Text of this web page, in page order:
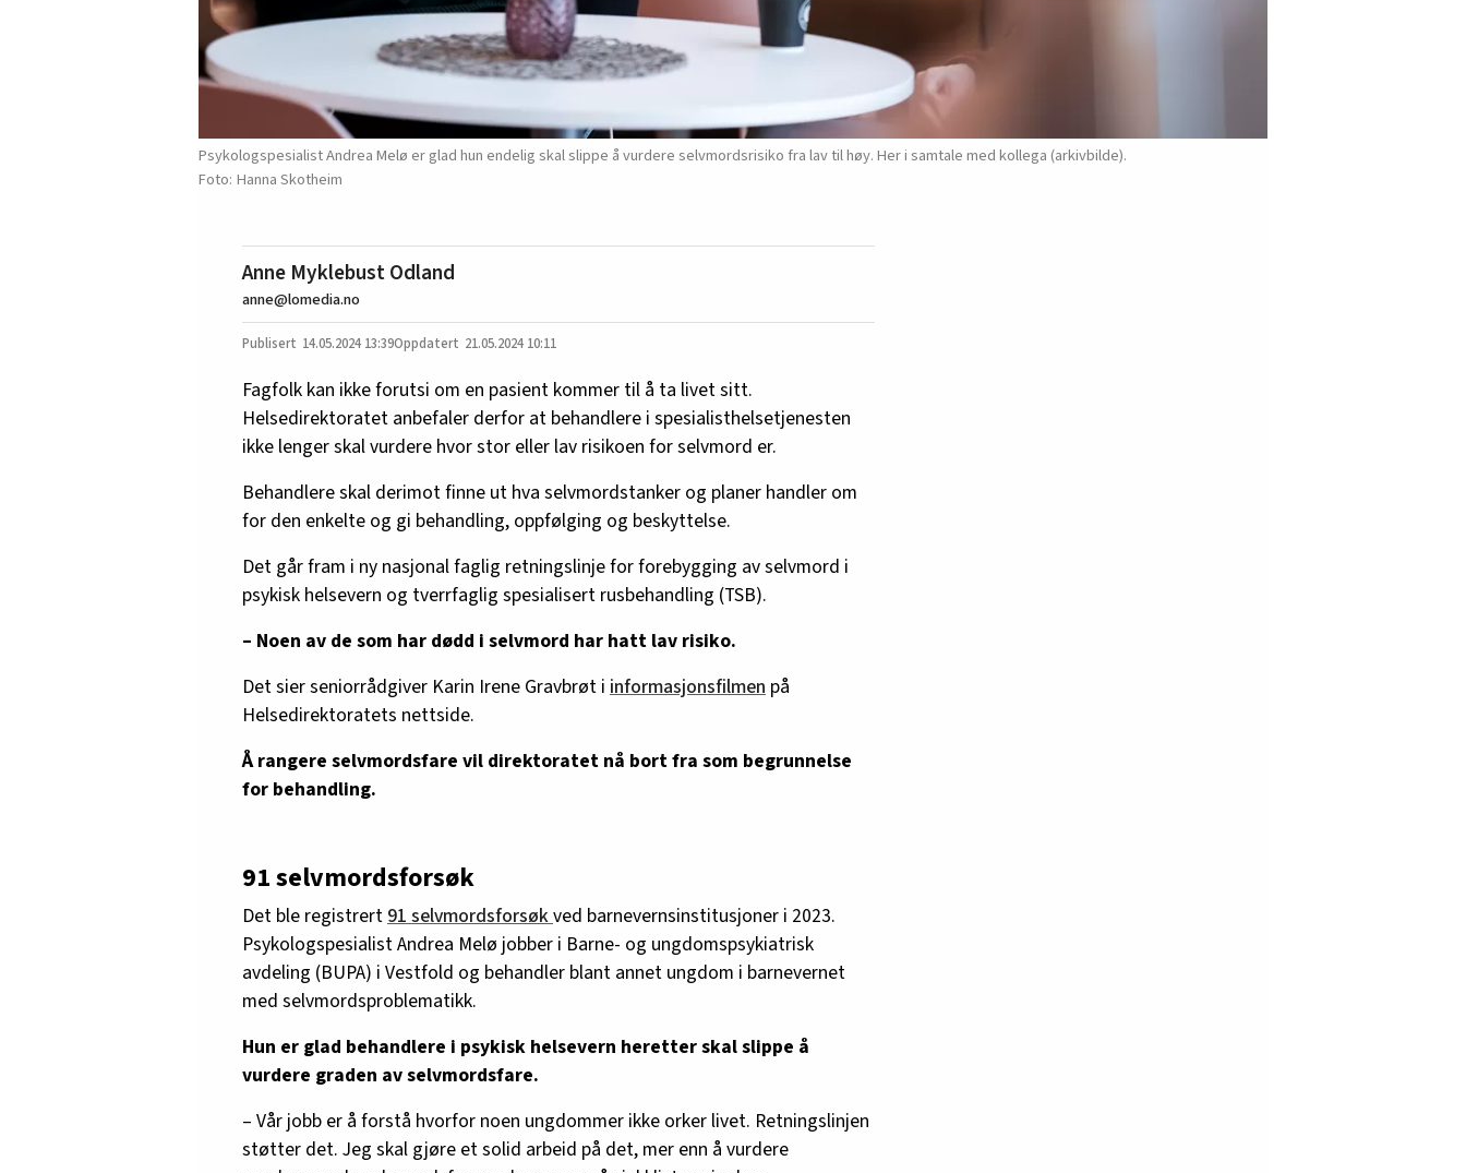
Psykologspesialist Andrea Melø er glad hun endelig skal slippe å vurdere selvmordsrisiko fra lav til høy. Her i samtale med kollega (arkivbilde).
Hanna Skotheim
Anne Myklebust Odland
anne@lomedia.no
14.05.2024 13:39 21.05.2024 10:11
Fagfolk kan ikke forutsi om en pasient kommer til å ta livet sitt.
Helsedirektoratet anbefaler derfor at behandlere i spesialisthelsetjenesten
ikke lenger skal vurdere hvor stor eller lav risikoen for selvmord er.
Behandlere skal derimot finne ut hva selvmordstanker og planer handler om
for den enkelte og gi behandling, oppfølging og beskyttelse.
Det går fram i ny nasjonal faglig retningslinje for forebygging av selvmord i
psykisk helsevern og tverrfaglig spesialisert rusbehandling (TSB).
– Noen av de som har dødd i selvmord har hatt lav risiko.
Det sier seniorrådgiver Karin Irene Gravbrøt i informasjonsfilmen på
Helsedirektoratets nettside.
Å rangere selvmordsfare vil direktoratet nå bort fra som begrunnelse
for behandling.
91 selvmordsforsøk
Det ble registrert 91 selvmordsforsøkved barnevernsinstitusjoner i 2023.
Psykologspesialist Andrea Melø jobber i Barne- og ungdomspsykiatrisk
avdeling (BUPA) i Vestfold og behandler blant annet ungdom i barnevernet
med selvmordsproblematikk.
Hun er glad behandlere i psykisk helsevern heretter skal slippe å
vurdere graden av selvmordsfare.
– Vår jobb er å forstå hvorfor noen ungdommer ikke orker livet. Retningslinjen
støtter det. Jeg skal gjøre et solid arbeid på det, mer enn å vurdere